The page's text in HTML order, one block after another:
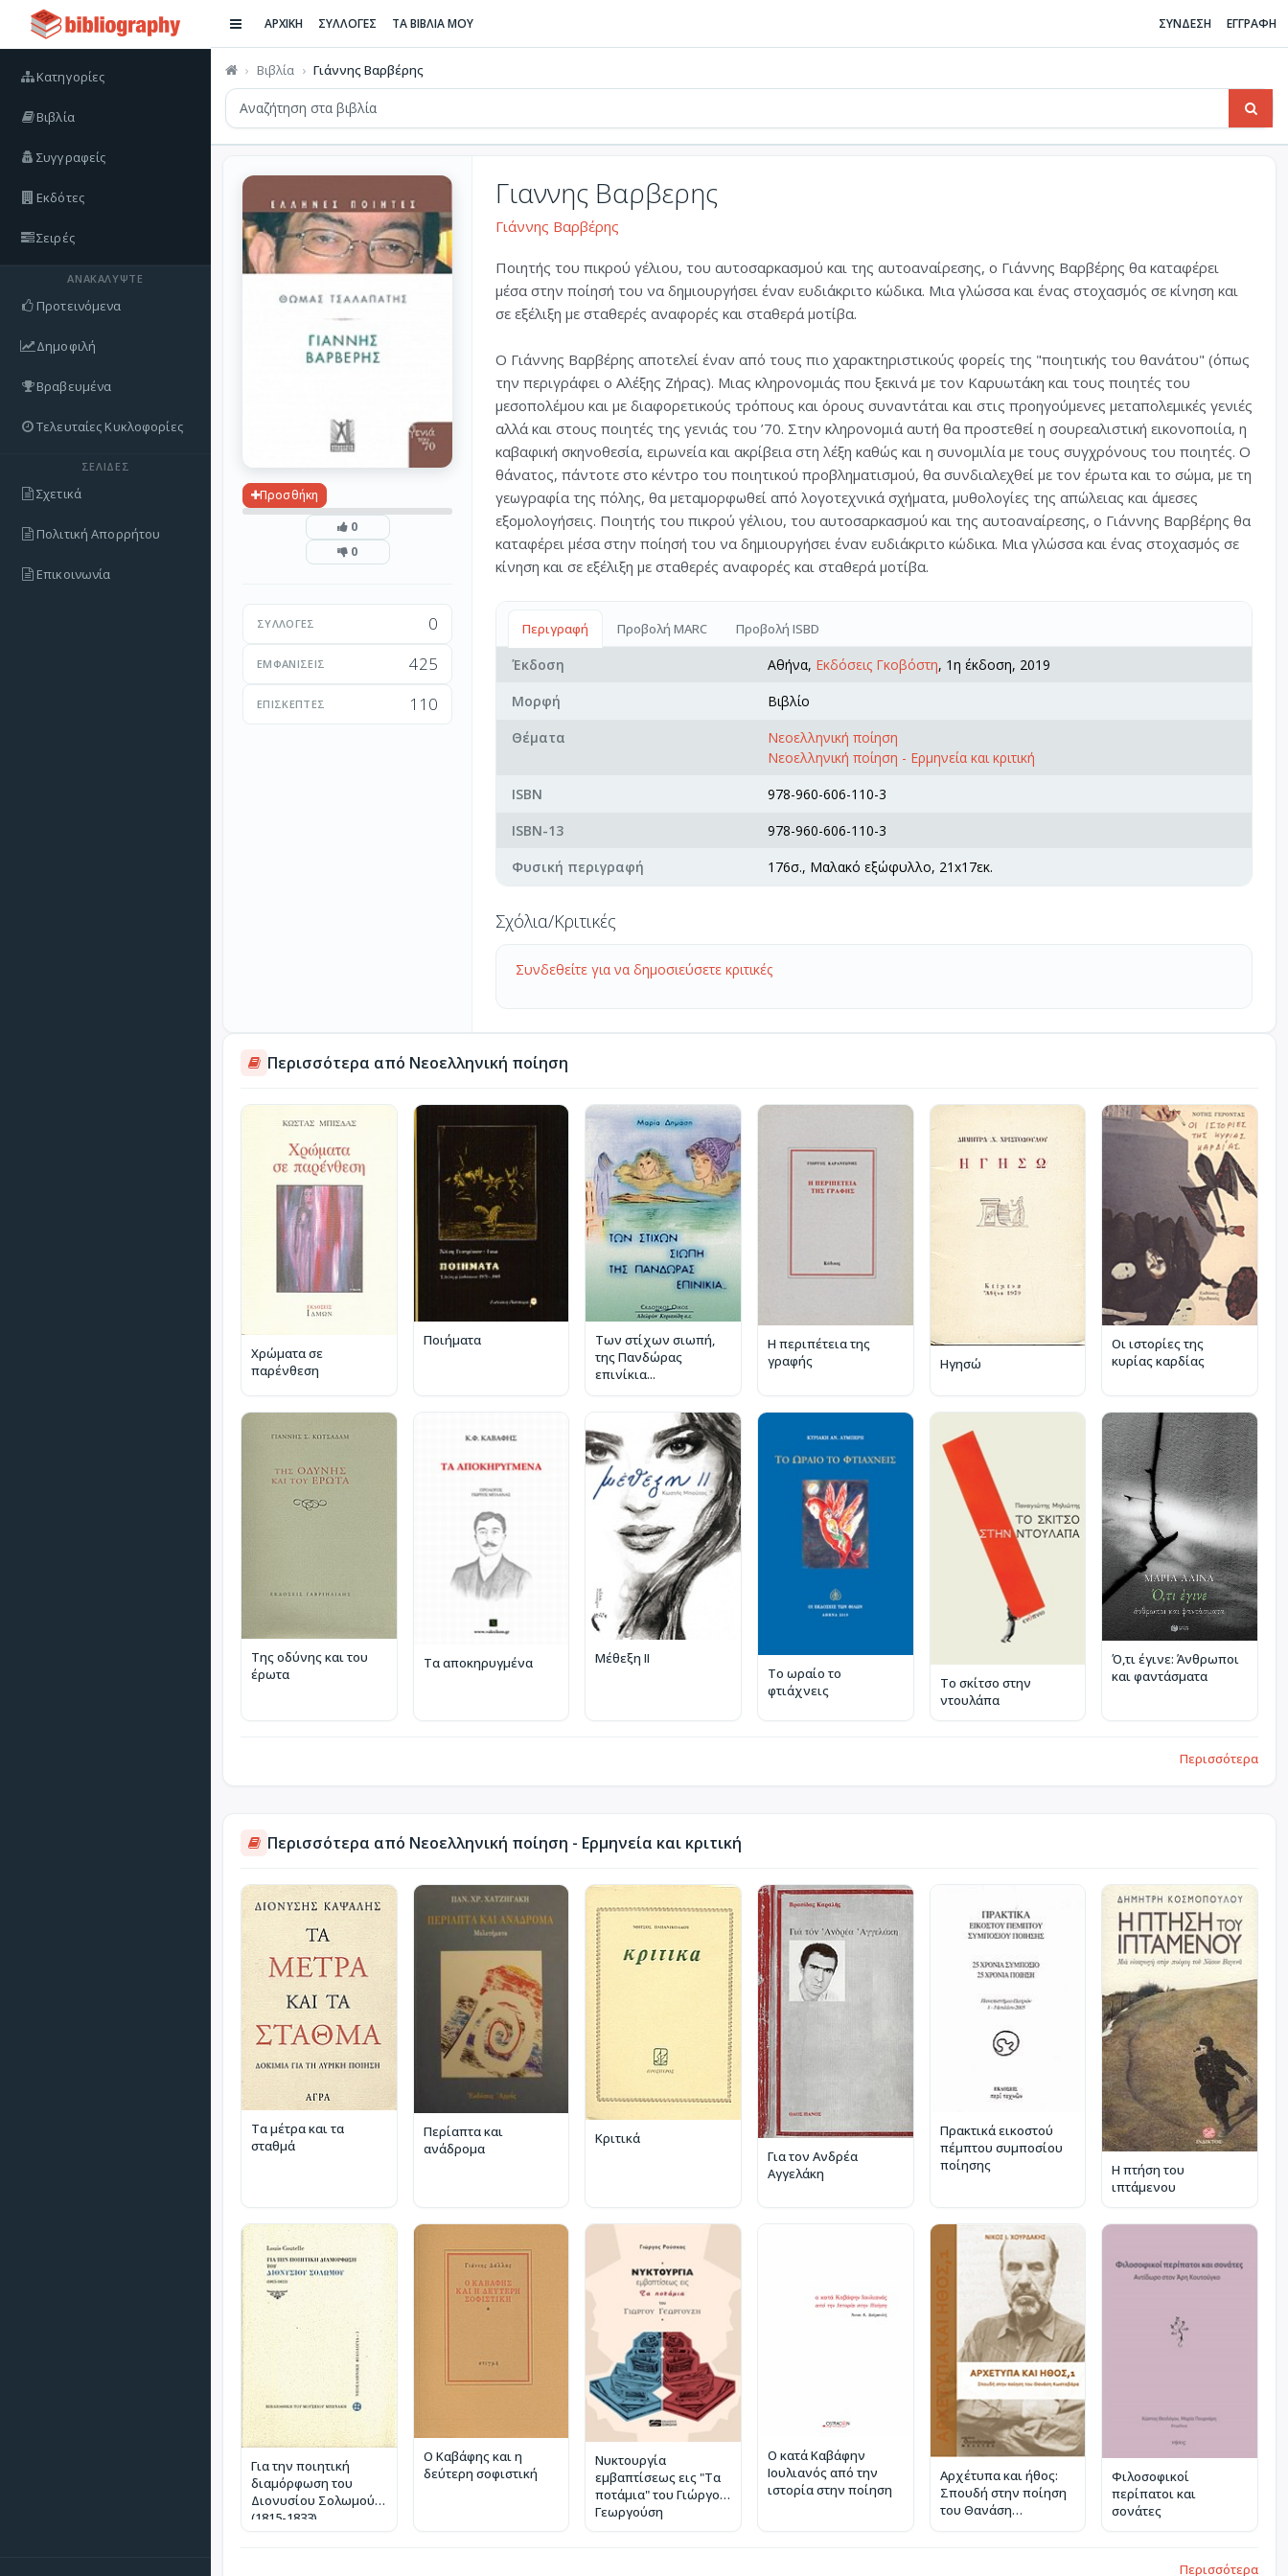
Κατηγορίες
Βιβλία
Συγγραφείς
Εκδότες
Σειρές
ΑΝΑΚΑΛΎΨΤΕ
Προτεινόμενα
Δημοφιλή
Βραβευμένα
Τελευταίες Κυκλοφορίες
ΣΕΛΊΔΕΣ
Σχετικά
Πολιτική Απορρήτου
Επικοινωνία
ΑΡΧΙΚΗ ΣΥΛΛΟΓΕΣ ΤΑ ΒΙΒΛΙΑ ΜΟΥ ΣΥΝΔΕΣΗ ΕΓΓΡΑΦΗ
Βιβλία Γιάννης Βαρβέρης
Προσθήκη
0
0
ΣΥΛΛΟΓΈΣ 0
ΕΜΦΑΝΊΣΕΙΣ 425
ΕΠΙΣΚΈΠΤΕΣ 110
Γιαννης Βαρβερης
Γιάννης Βαρβέρης
Ποιητής του πικρού γέλιου, του αυτοσαρκασμού και της αυτοαναίρεσης, ο Γιάννης Βαρβέρης θα καταφέρει
μέσα στην ποίησή του να δημιουργήσει έναν ευδιάκριτο κώδικα. Μια γλώσσα και ένας στοχασμός σε κίνηση και
σε εξέλιξη με σταθερές αναφορές και σταθερά μοτίβα.
Ο Γιάννης Βαρβέρης αποτελεί έναν από τους πιο χαρακτηριστικούς φορείς της "ποιητικής του θανάτου" (όπως
την περιγράφει ο Αλέξης Ζήρας). Μιας κληρονομιάς που ξεκινά με τον Καρυωτάκη και τους ποιητές του
μεσοπολέμου και με διαφορετικούς τρόπους και όρους συναντάται και στις προηγούμενες μεταπολεμικές γενιές
αλλά και στους ποιητές της γενιάς του ’70. Στην κληρονομιά αυτή θα προστεθεί η σουρεαλιστική εικονοποιία, η
καβαφική σκηνοθεσία, ειρωνεία και ακρίβεια στη λέξη καθώς και η συνομιλία με τους συγχρόνους του ποιητές. Ο
θάνατος, πάντοτε στο κέντρο του ποιητικού προβληματισμού, θα συνδιαλεχθεί με τον έρωτα και το σώμα, με τη
γεωγραφία της πόλης, θα μεταμορφωθεί από λογοτεχνικά σχήματα, μυθολογίες της απώλειας και άμεσες
εξομολογήσεις. Ποιητής του πικρού γέλιου, του αυτοσαρκασμού και της αυτοαναίρεσης, ο Γιάννης Βαρβέρης θα
καταφέρει μέσα στην ποίησή του να δημιουργήσει έναν ευδιάκριτο κώδικα. Μια γλώσσα και ένας στοχασμός σε
κίνηση και σε εξέλιξη με σταθερές αναφορές και σταθερά μοτίβα.
Περιγραφή Προβολή MARC Προβολή ISBD
Έκδοση Αθήνα, Εκδόσεις Γκοβόστη, 1η έκδοση, 2019
Μορφή
Βιβλίο
Θέματα
Νεοελληνική ποίηση
Νεοελληνική ποίηση - Ερμηνεία και κριτική
ISBN
978-960-606-110-3
ISBN-13
978-960-606-110-3
Φυσική περιγραφή
176σ., Μαλακό εξώφυλλο, 21x17εκ.
Σχόλια/Κριτικές
Συνδεθείτε για να δημοσιεύσετε κριτικές
Περισσότερα από Νεοελληνική ποίηση
Χρώματα σε
παρένθεση
Ποιήματα
Των στίχων σιωπή,
της Πανδώρας
επινίκια...
Η περιπέτεια της
γραφής
Ηγησώ
Οι ιστορίες της
κυρίας καρδίας
Της οδύνης και του
έρωτα
Τα αποκηρυγμένα
Μέθεξη II
Το ωραίο το
φτιάχνεις
Το σκίτσο στην
ντουλάπα
Ό,τι έγινε: Άνθρωποι
και φαντάσματα
Περισσότερα
Περισσότερα από Νεοελληνική ποίηση - Ερμηνεία και κριτική
Τα μέτρα και τα
σταθμά
Περίαπτα και
ανάδρομα
Κριτικά
Για τον Ανδρέα
Αγγελάκη
Πρακτικά εικοστού
πέμπτου συμποσίου
ποίησης
Η πτήση του
ιπτάμενου
Για την ποιητική
διαμόρφωση του
Διονυσίου Σολωμού
(1815-1833)
Ο Καβάφης και η
δεύτερη σοφιστική
Νυκτουργία
εμβαπτίσεως εις "Τα
ποτάμια" του Γιώργου
Γεωργούση
Ο κατά Καβάφην
Ιουλιανός από την
ιστορία στην ποίηση
Αρχέτυπα και ήθος:
Σπουδή στην ποίηση
του Θανάση
Φιλοσοφικοί
περίπατοι και
σονάτες
Περισσότερα